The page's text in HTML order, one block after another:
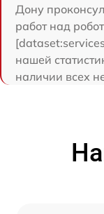
Дону
работ над
нашей
наличии всех